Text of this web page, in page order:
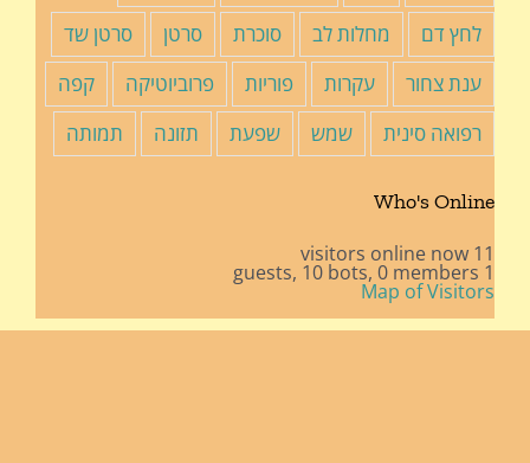
לחץ דם
מחלות לב סוכרת סרטן
סרטן שד
ענת צחור
עקרות פוריות פרוביוטיקה
קפה
רפואה סינית
שמש שפעת תזונה תמותה
Who's Online
11 visitors online now
1 guests,
10 bots, 0 members
Map of Visitors